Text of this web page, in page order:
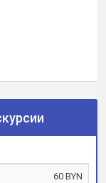
60 BYN